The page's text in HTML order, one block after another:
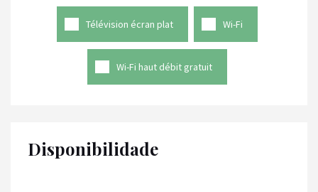
Télévision écran plat Wi-Fi
Wi-Fi haut débit gratuit
Disponibilidade